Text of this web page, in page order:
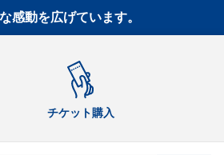
感動を広げています。
チケット購入